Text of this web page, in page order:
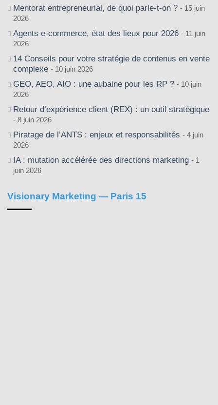
Mentorat entrepreneurial, de quoi parle-t-on ?
15 juin
2026
Agents e-commerce, état des lieux pour 2026
11 juin
2026
14 Conseils pour votre stratégie de contenus en vente
complexe
10 juin 2026
GEO, AEO, AIO : une aubaine pour les RP ?
10 juin
2026
Retour d’expérience client (REX) : un outil stratégique
8 juin 2026
Piratage de l’ANTS : enjeux et responsabilités
4 juin
2026
IA : mutation accélérée des directions marketing
1
juin 2026
Visionary Marketing — Paris 15